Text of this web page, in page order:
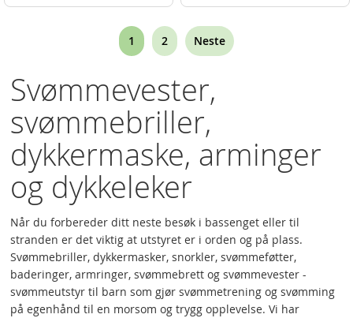
Page
You're
reading
page
1 Page
2 Neste
Svømmevester,
svømmebriller,
dykkermaske, arminger
og dykkeleker
Når du forbereder ditt neste besøk i bassenget eller til
stranden er det viktig at utstyret er i orden og på plass.
Svømmebriller, dykkermasker, snorkler, svømmeføtter,
baderinger, armringer, svømmebrett og svømmevester -
svømmeutstyr til barn som gjør svømmetrening og svømming
på egenhånd til en morsom og trygg opplevelse. Vi har